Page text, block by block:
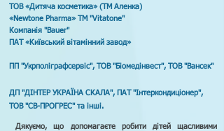
ТОВ «Дитяча косметика» (ТМ Аленка)
«Newtone Pharma» ТМ "Vitatone"
Компанія "Bauer"
ПАТ «Київський вітамінний завод»
ПП "Укрполiграфсервiс", ТОВ "Біомедінвест", ТОВ "Вансек"
ДП "ДIНТЕР УКРАЇНА СКАЛА", ПАТ "Інтеркондиціонер",
ТОВ "СВ-ПРОГРЕС"та інші.
Дякуємо, що допомагаєте робити дітей щасливими